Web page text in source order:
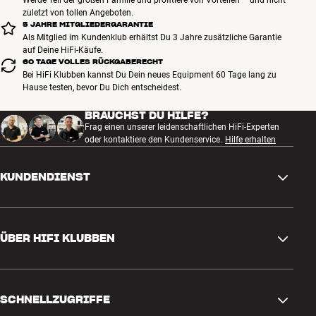
zuletzt von tollen Angeboten.
5 JAHRE MITGLIEDERGARANTIE
Als Mitglied im Kundenklub erhältst Du 3 Jahre zusätzliche Garantie
auf Deine HiFi-Käufe.
60 TAGE VOLLES RÜCKGABERECHT
Bei HiFi Klubben kannst Du Dein neues Equipment 60 Tage lang zu
Hause testen, bevor Du Dich entscheidest.
BRAUCHST DU HILFE?
Frag einen unserer leidenschaftlichen HiFi-Experten
oder kontaktiere den Kundenservice. Hilfe erhalten
KUNDENDIENST
Rückgabe und Reklamation
Bestellung widerrufen
ÜBER HIFI KLUBBEN
SCHNELLZUGRIFFE